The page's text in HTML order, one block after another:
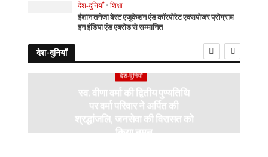
देश-दुनियाँ • शिक्षा
ईशान तनेजा बेस्ट एजुकेशन एंड कॉरपोरेट एक्सपोजर प्रोग्राम
इन इंडिया एंड एबरोड से सम्मानित
देश-दुनियाँ
देश-दुनियाँ
स्व. वीणा वर्मा की द्वितीय पुण्यतिथि
पर वर्मा परिवार ने अर्पित की
श्रद्धांजलि, जनसेवा की विरासत को
किया नमन